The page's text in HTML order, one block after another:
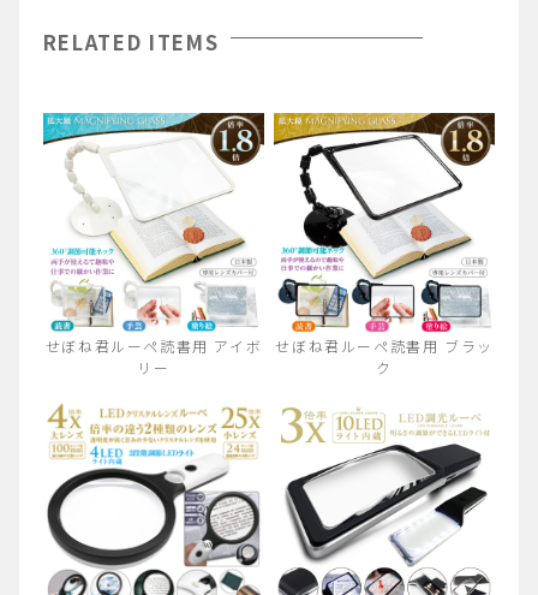
RELATED ITEMS
せぼね君ルーペ読書用 アイボ
リー
せぼね君ルーペ読書用 ブラッ
ク